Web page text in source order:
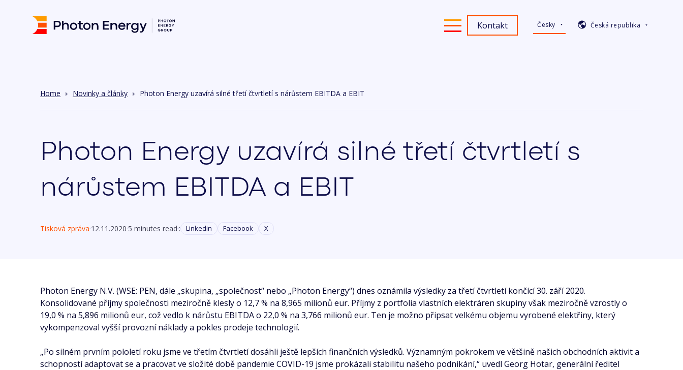
Kontakt Česky Česká republika
Home Novinky a články Photon Energy uzavírá silné třetí čtvrtletí s nárůstem EBITDA a EBIT
Photon Energy uzavírá silné třetí čtvrtletí s
nárůstem EBITDA a EBIT
Tisková zpráva 12.11.2020 5 minutes read : Linkedin Facebook X
Photon Energy N.V. (WSE: PEN, dále „skupina, „společnost“ nebo „Photon Energy“) dnes oznámila výsledky za třetí čtvrtletí končící 30. září 2020.
Konsolidované příjmy společnosti meziročně klesly o 12,7 % na 8,965 milionů eur. Příjmy z portfolia vlastních elektráren skupiny však meziročně vzrostly o
19,0 % na 5,896 milionů eur, což vedlo k nárůstu EBITDA o 22,0 % na 3,766 milionů eur. Ten je možno připsat velkému objemu vyrobené elektřiny, který
vykompenzoval vyšší provozní náklady a pokles prodeje technologií.
„Po silném prvním pololetí roku jsme ve třetím čtvrtletí dosáhli ještě lepších finančních výsledků. Významným pokrokem ve většině našich obchodních aktivit a
schopností adaptovat se a pracovat ve složité době pandemie COVID-19 jsme prokázali stabilitu našeho podnikání,“ uvedl Georg Hotar, generální ředitel